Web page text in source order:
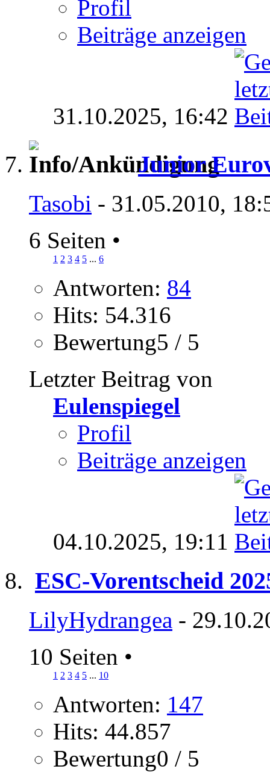
Profil
Beiträge anzeigen
31.10.2025, 16:42
Junior
Tasobi - 31.05.2010,
6 Seiten •
1 2 3 4 5 ... 6
Antworten: 84
Hits: 54.316
Bewertung5 / 5
Letzter Beitrag von
Eulenspiegel
Profil
Beiträge anzeigen
04.10.2025, 19:11
ESC-Vorentscheid
LilyHydrangea -
10 Seiten •
1 2 3 4 5 ... 10
Antworten: 147
Hits: 44.857
Bewertung0 / 5